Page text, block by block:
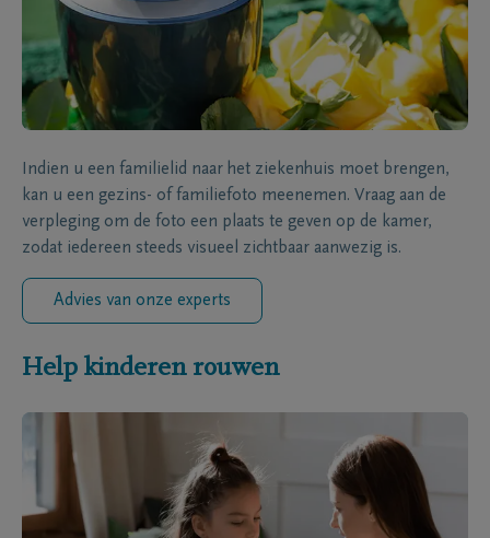
Indien u een familielid naar het ziekenhuis moet brengen,
kan u een gezins- of familiefoto meenemen. Vraag aan de
verpleging om de foto een plaats te geven op de kamer,
zodat iedereen steeds visueel zichtbaar aanwezig is.
Advies van onze experts
Help kinderen rouwen